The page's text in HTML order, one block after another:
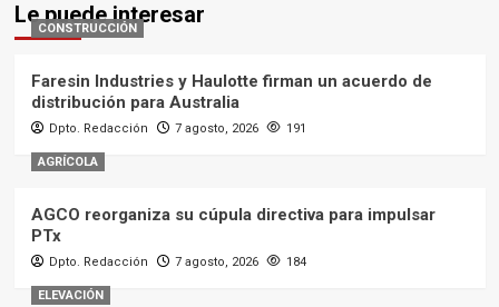
Le puede interesar
CONSTRUCCIÓN
Faresin Industries y Haulotte firman un acuerdo de
distribución para Australia
Dpto. Redacción 7 agosto, 2026 191
AGRÍCOLA
AGCO reorganiza su cúpula directiva para impulsar
PTx
Dpto. Redacción 7 agosto, 2026 184
ELEVACIÓN